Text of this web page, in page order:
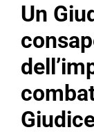
Un